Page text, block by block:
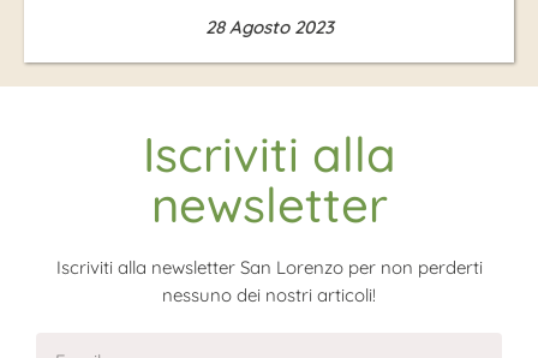
28 Agosto 2023
Iscriviti alla
newsletter
Iscriviti alla newsletter San Lorenzo per non perderti
nessuno dei nostri articoli!